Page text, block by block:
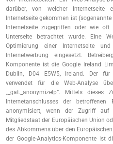
darüber, von welcher Internetseite
Internetseite gekommen ist
Internetseite zugegriffen oder wie
Unterseite betrachtet wurde. Eine
Optimierung einer Internetseite
Internetwerbung eingesetzt.
Komponente ist die Google Ireland
Dublin, D04 E5W5, Ireland. Der für
verwendet für die Web-Analyse
„_gat._anonymizeIp“. Mittels
Internetanschlusses der
anonymisiert, wenn der Zugriff auf
Mitgliedstaat der Europäischen Union
des Abkommens über den
der Google-Analytics-Komponente ist